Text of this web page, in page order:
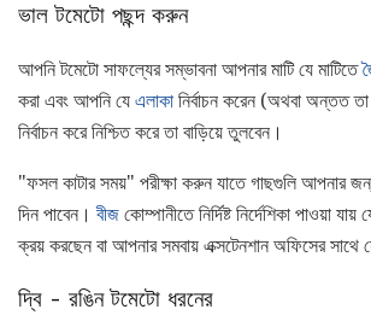
ভাল টমেটো পছন্দ করুন
আপনি টমেটো সাফল্যের সম্ভাবনা আপনার মাটি যে মাটিতে
করা এবং আপনি যে এলাকা নির্বাচন করেন (অথবা অন্তত তা
নির্বাচন করে নিশ্চিত করে তা বাড়িয়ে তুলবেন।
"ফসল কাটার সময়" পরীক্ষা করুন যাতে গাছগুলি আপনার
দিন পাবেন।বীজ কোম্পানীতে নির্দিষ্ট নির্দেশিকা পাওয়া
ক্রয় করছেন বা আপনার সমবায় এক্সটেনশান অফিসের
দ্বি - রঙিন টমেটো ধরনের